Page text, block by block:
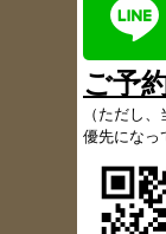
ブログ
2017/6/6
ブログ
お知らせ
2017/5/
患者さ
2017/5/9
ブログ
せ）
2017/5/4
ご予
（ ただし、
優先になっ